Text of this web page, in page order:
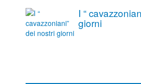
I “
giorni